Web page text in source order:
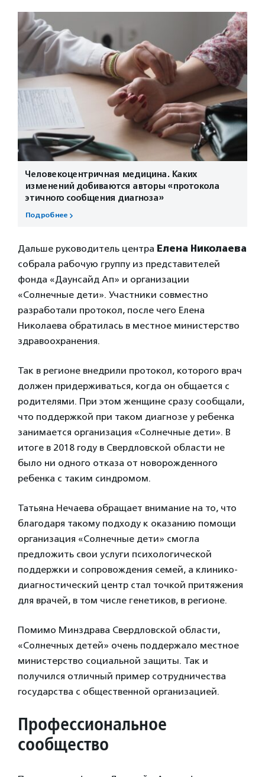
Человекоцентричная медицина. Каких
изменений добиваются авторы «протокола
этичного сообщения диагноза»
Подробнее
Дальше руководитель центра Елена Николаева
собрала рабочую группу из представителей
фонда «Даунсайд Ап» и организации
«Солнечные дети». Участники совместно
разработали протокол, после чего Елена
Николаева обратилась в местное министерство
здравоохранения.
Так в регионе внедрили протокол, которого врач
должен придерживаться, когда он общается с
родителями. При этом женщине сразу сообщали,
что поддержкой при таком диагнозе у ребенка
занимается организация «Солнечные дети». В
итоге в 2018 году в Свердловской области не
было ни одного отказа от новорожденного
ребенка с таким синдромом.
Татьяна Нечаева обращает внимание на то, что
благодаря такому подходу к оказанию помощи
организация «Солнечные дети» смогла
предложить свои услуги психологической
поддержки и сопровождения семей, а клинико-
диагностический центр стал точкой притяжения
для врачей, в том числе генетиков, в регионе.
Помимо Минздрава Свердловской области,
«Солнечных детей» очень поддержало местное
министерство социальной защиты. Так и
получился отличный пример сотрудничества
государства с общественной организацией.
Профессиональное
сообщество